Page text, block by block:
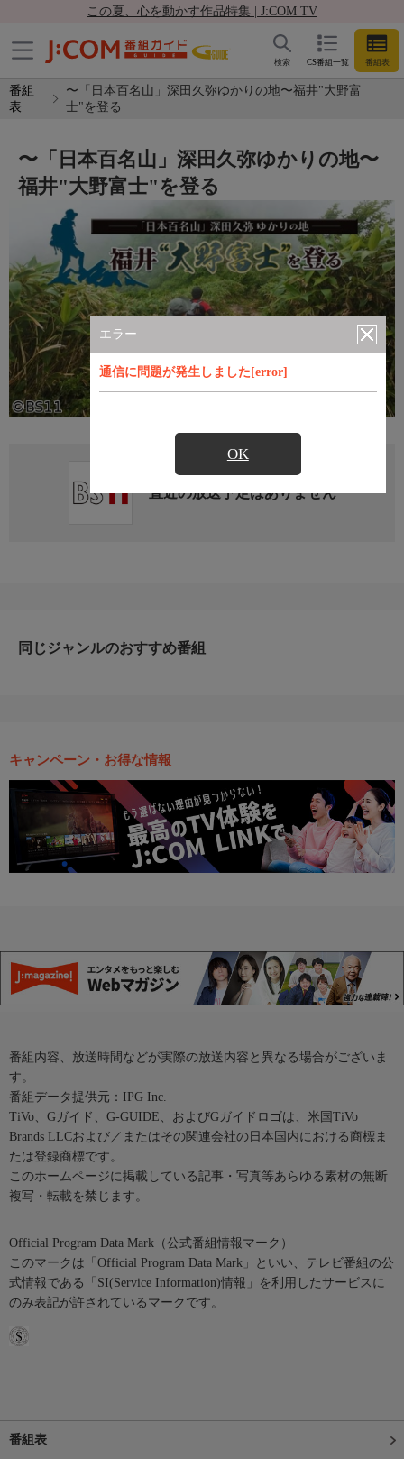
この夏、心を動かす作品特集 | J:COM TV
CS番組一覧 番組表
検索
番組
表
〜「日本百名山」深田久弥ゆかりの地〜福井"大野富
士"を登る
エラー
通信に問題が発生しました[error]
OK
〜「日本百名山」深田久弥ゆかりの地〜
福井"大野富士"を登る
直近の放送予定はありません
同じジャンルのおすすめ番組
キャンペーン・お得な情報
番組内容、放送時間などが実際の放送内容と異なる場合がございま
す。
番組データ提供元：IPG Inc.
TiVo、Gガイド、G-GUIDE、およびGガイドロゴは、米国TiVo
Brands LLCおよび／またはその関連会社の日本国内における商標ま
たは登録商標です。
このホームページに掲載している記事・写真等あらゆる素材の無断
複写・転載を禁じます。
Official Program Data Mark（公式番組情報マーク）
このマークは「Official Program Data Mark」といい、テレビ番組の公
式情報である「SI(Service Information)情報」を利用したサービスに
のみ表記が許されているマークです。
番組表